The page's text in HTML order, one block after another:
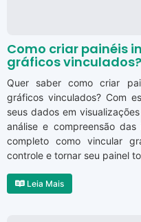
Como criar painéis
gráficos vinculados?
Quer saber como criar
gráficos vinculados? Com
seus dados em
análise e compreensão
completo como vincular
controle e tornar seu painel
Leia Mais